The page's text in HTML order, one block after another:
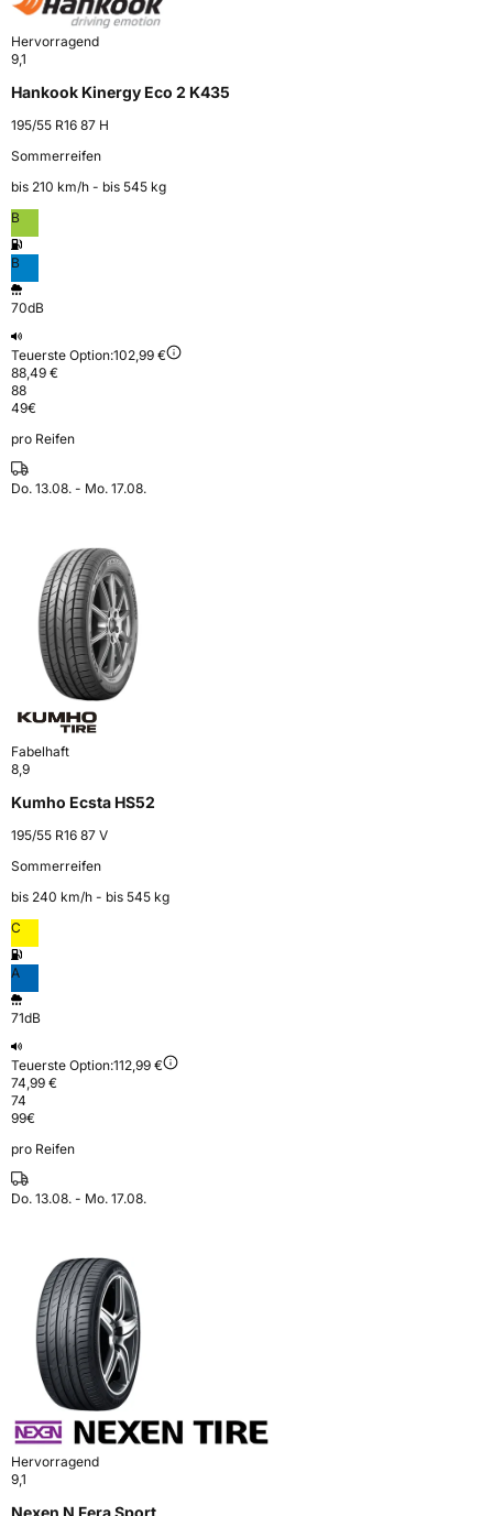
Hervorragend
9,1
Hankook Kinergy Eco 2 K435
195/55 R16 87 H
Sommerreifen
bis 210 km⁠/⁠h - bis 545 kg
B
B
70dB
Teuerste Option:102,99 €
88,49 €
88
49€
pro Reifen
Do. 13.08. - Mo. 17.08.
Fabelhaft
8,9
Kumho Ecsta HS52
195/55 R16 87 V
Sommerreifen
bis 240 km⁠/⁠h - bis 545 kg
C
A
71dB
Teuerste Option:112,99 €
74,99 €
74
99€
pro Reifen
Do. 13.08. - Mo. 17.08.
Hervorragend
9,1
Nexen N Fera Sport